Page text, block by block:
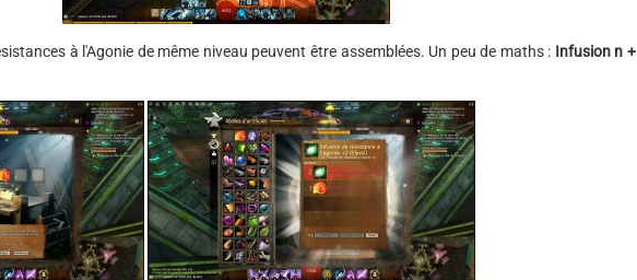
à l'Agonie de même niveau peuvent être assemblées. Un peu de maths : Infusion n +